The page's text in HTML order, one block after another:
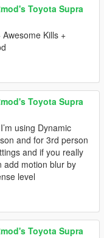
Toyota Supra
Awesome Kills +
Toyota Supra
using Dynamic
and for 3rd person
and if you really
add motion blur by
level
Toyota Supra